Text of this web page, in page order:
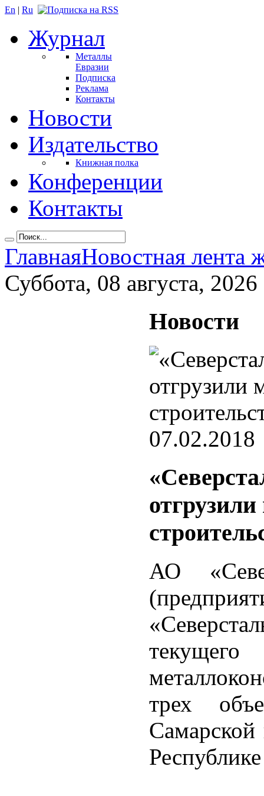
En | Ru
Журнал
Металлы
Евразии
Подписка
Реклама
Контакты
Новости
Издательство
Книжная полка
Конференции
Контакты
ГлавнаяНовостная лента
Суббота, 08 августа, 2026
Новости
07.02.2018
АО
трех
Самарской